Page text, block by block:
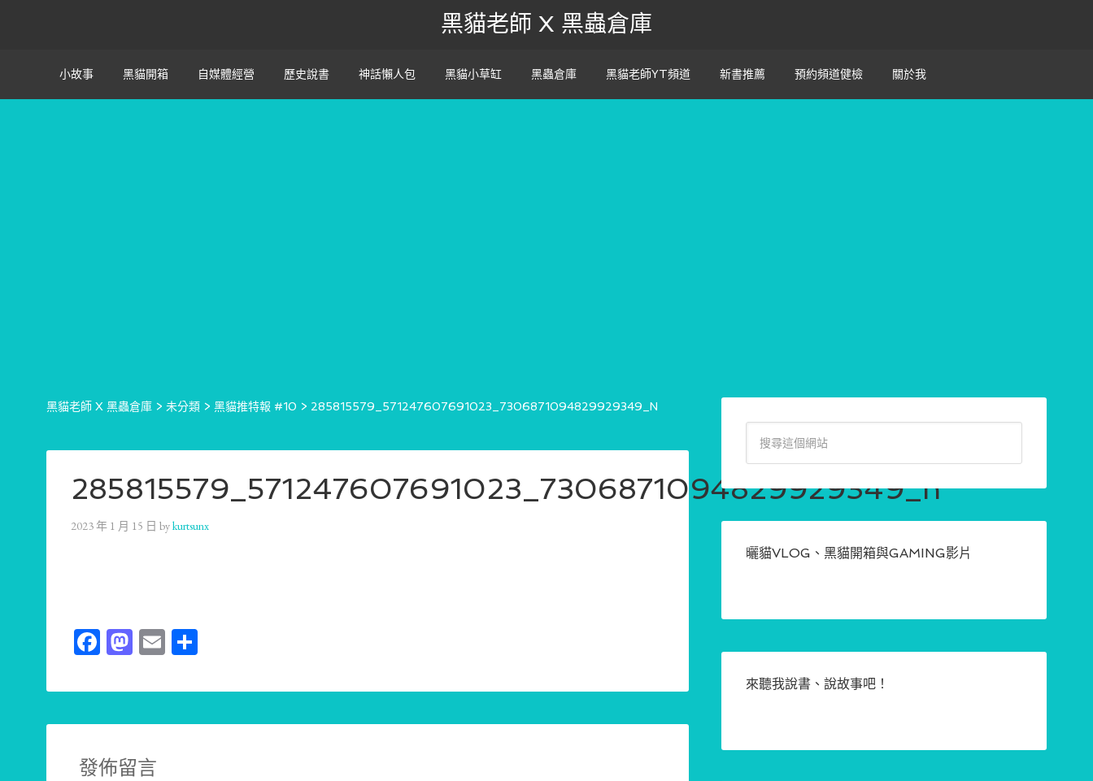
黑貓老師 X 黑蟲倉庫
小故事 黑貓開箱 自媒體經營 歷史說書 神話懶人包 黑貓小草缸 黑蟲倉庫 黑貓老師YT頻道 新書推薦 預約頻道健檢 關於我
黑貓老師 X 黑蟲倉庫 > 未分類 > 黑貓推特報 #10 > 285815579_571247607691023_7306871094829929349_N
285815579_571247607691023_7306871094829929349_n
2023 年 1 月 15 日 bykurtsunx
Facebook
Mastodon
Email
發佈留言
曬貓VLOG、黑貓開箱與GAMING影片
來聽我說書、說故事吧！